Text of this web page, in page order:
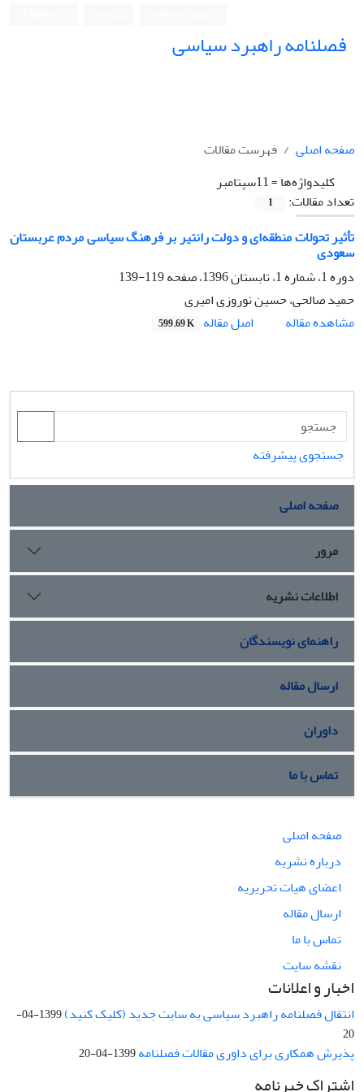
فصلنامه راهبرد سیاسی
صفحه اصلی
فهرست مقالات
کلیدواژه‌ها =11سپتامبر
تعداد مقالات:
1
تأثیر تحولات منطقه‌ای و دولت رانتیر بر فرهنگ سیاسی مردم عربستان
سعودی
دوره 1، شماره 1، تابستان 1396، صفحه
119-139
حمید صالحی، حسین نوروزی امیری
مشاهده مقاله
اصل مقاله 599.69 K
جستجوی پیشرفته
صفحه اصلی
مرور
اطلاعات نشریه
راهنمای نویسندگان
ارسال مقاله
داوران
تماس با ما
صفحه اصلی
درباره نشریه
اعضای هیات تحریریه
ارسال مقاله
تماس با ما
نقشه سایت
اخبار و اعلانات
انتقال فصلنامه راهبرد سیاسی به سایت جدید (کلیک کنید)
1399-04-
20
پذیرش همکاری برای داوری مقالات فصلنامه1399-04-20
اشتراک خبرنامه